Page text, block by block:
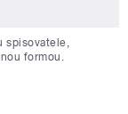
spisovatele,
formou.